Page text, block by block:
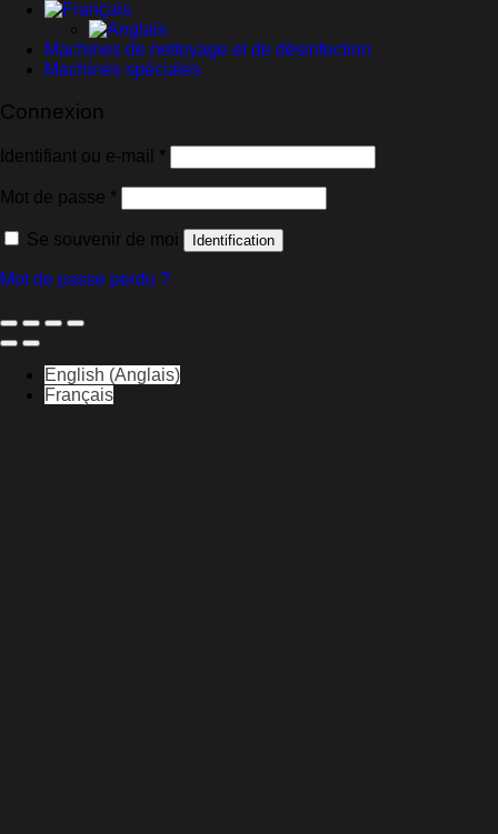
Machines de nettoyage et de désinfection
Machines spéciales
Connexion
Identifiant ou e-mail *
Mot de passe *
Se souvenir de moi Identification
Mot de passe perdu ?
English (Anglais)
Français